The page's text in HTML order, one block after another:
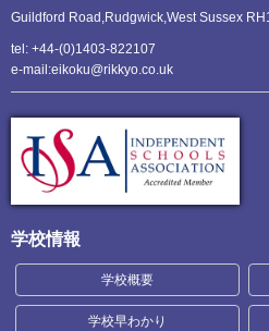
Guildford Road,Rudgwick,West Sussex
tel: +44-(0)1403-822107
e-mail:eikoku@rikkyo.co.uk
学校情報
学校概要
学校早わかり